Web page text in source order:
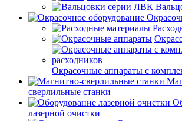
Окрасочные аппараты с
сверлильные станки
лазерной очистки